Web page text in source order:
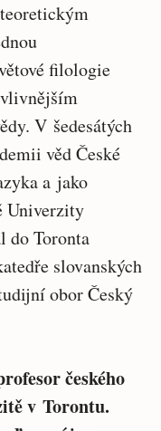
filologie
V šedesátých
věd České
a jako
Univerzity
do Toronta
slovanských
obor Český
českého
v Torontu.